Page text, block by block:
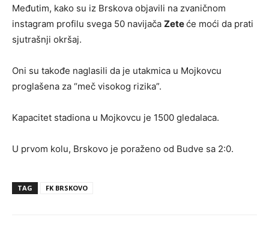
Međutim, kako su iz Brskova objavili na zvaničnom
instagram profilu svega 50 navijača Zeteće moći da prati
sjutrašnji okršaj.
Oni su takođe naglasili da je utakmica u Mojkovcu
proglašena za “meč visokog rizika”.
Kapacitet stadiona u Mojkovcu je 1500 gledalaca.
U prvom kolu, Brskovo je poraženo od Budve sa 2:0.
TAG FK BRSKOVO